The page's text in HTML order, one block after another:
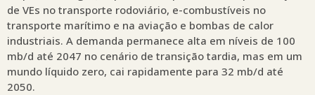
de VEs no transporte rodoviário, e-combustíveis no
transporte marítimo e na aviação e bombas de calor
industriais. A demanda permanece alta em níveis de 100
mb/d até 2047 no cenário de transição tardia, mas em um
mundo líquido zero, cai rapidamente para 32 mb/d até
2050.